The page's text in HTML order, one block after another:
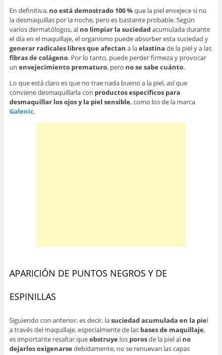
En definitiva, no está demostrado 100 %que la piel envejece si no
la desmaquillas por la noche, pero es bastante probable. Según
varios dermatólogos, al no limpiar la suciedadacumulada durante
el día en el maquillaje, el organismo puede absorber esta suciedad y
generar radicales libres que afectan a laelastina de la piel y a las
fibras de colágeno. Por lo tanto, puede perder firmeza y provocar
un envejecimiento prematuro, pero no se sabe cuánto.
Lo que está claro es que no trae nada bueno a la piel, así que
conviene desmaquillarla con productos específicos para
desmaquillar los ojos y la piel sensible, como los de la marca
Galenic.
APARICIÓN DE PUNTOS NEGROS Y DE
ESPINILLAS
Siguiendo con anterior, es decir, lasuciedad acumulada en la piel
a través del maquillaje, especialmente de las bases de maquillaje,
es importante resaltar queobstruye los porosde la piel al no
dejarlos oxigenarse debidamente, no se renuevan las capas